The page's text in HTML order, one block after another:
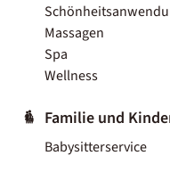
Massagen
Spa
Wellness
Familie und
Babysitterservice